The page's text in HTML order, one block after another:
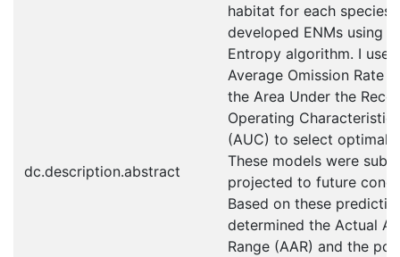
dc.description.abstract
habitat for each species,
developed ENMs using a
Entropy algorithm. I
Average Omission Rate
the Area Under the
Operating Characteristic
(AUC) to select optimal
These models were
projected to future
Based on these
determined the Actual
Range (AAR) and the